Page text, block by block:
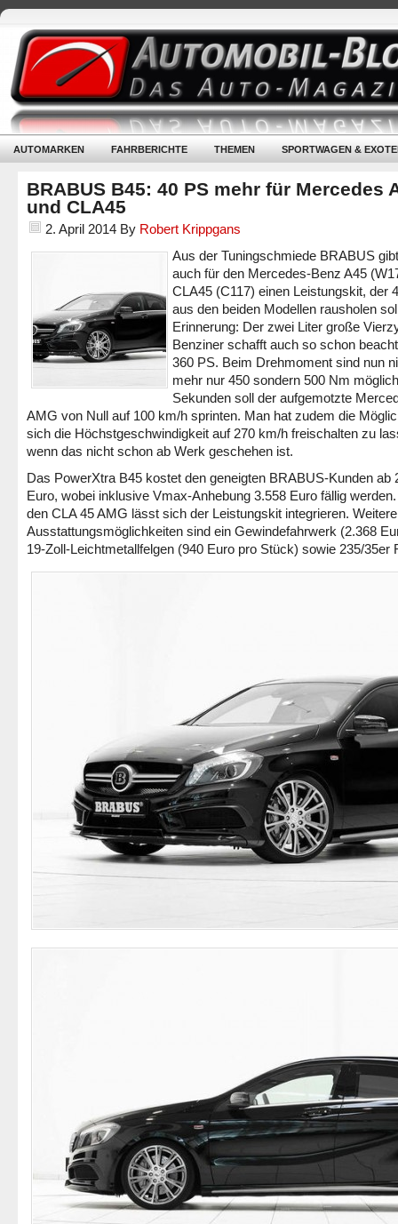
AUTOMARKEN FAHRBERICHTE THEMEN SPORTWAGEN &
BRABUS B45: 40 PS mehr für Mercedes
und CLA45
2. April 2014 By Robert Krippgans
Aus der Tuningschmiede BRABUS
auch für den Mercedes-Benz A45
CLA45 (C117) einen Leistungskit, der
aus den beiden Modellen rausholen
Erinnerung: Der zwei Liter große
Benziner schafft auch so schon
360 PS. Beim Drehmoment sind nun
mehr nur 450 sondern 500 Nm
Sekunden soll der aufgemotzte
AMG von Null auf 100 km/h sprinten. Man hat zudem die
sich die Höchstgeschwindigkeit auf 270 km/h freischalten zu
wenn das nicht schon ab Werk geschehen ist.
Das PowerXtra B45 kostet den geneigten BRABUS-Kunden ab
Euro, wobei inklusive Vmax-Anhebung 3.558 Euro fällig
den CLA 45 AMG lässt sich der Leistungskit integrieren. Weitere
Ausstattungsmöglichkeiten sind ein Gewindefahrwerk (2.368
19-Zoll-Leichtmetallfelgen (940 Euro pro Stück) sowie 235/35er